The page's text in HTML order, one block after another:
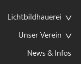
Lichtbildhauerei
Unser Verein
News & Infos